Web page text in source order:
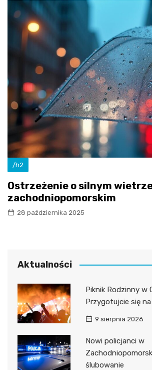
/h2
Ostrzeżenie o silnym
zachodniopomorskim
28 października 2025
Aktualności
Piknik Rodzinny w
Przygotujcie się
9 sierpnia 2026
Nowi policjanci w
ślubowanie